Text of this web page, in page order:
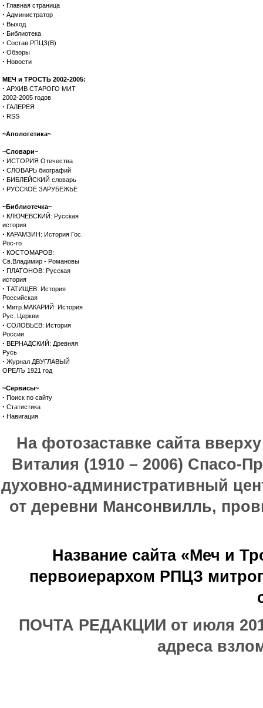
· Главная страница
· Администратор
· Выход
· Библиотека
· Состав РПЦЗ(В)
· Обзоры
· Новости
МЕЧ и ТРОСТЬ 2002-2005:
· АРХИВ СТАРОГО МИТ
2002-2005 годов
· ГАЛЕРЕЯ
· RSS
~Апологетика~
~Словари~
· ИСТОРИЯ Отечества
· СЛОВАРЬ биографий
· БИБЛЕЙСКИЙ словарь
· РУССКОЕ ЗАРУБЕЖЬЕ
~Библиотечка~
· КЛЮЧЕВСКИЙ: Русская
история
· КАРАМЗИН: История Гос.
Рос-го
· КОСТОМАРОВ:
Св.Владимир - Романовы
· ПЛАТОНОВ: Русская
история
· ТАТИЩЕВ: История
Российская
· Митр.МАКАРИЙ: История
Рус. Церкви
· СОЛОВЬЕВ: История
России
· ВЕРНАДСКИЙ: Древняя
Русь
· Журнал ДВУГЛАВЫЙ
ОРЕЛЪ 1921 год
~Сервисы~
· Поиск по сайту
· Статистика
· Навигация
На фотозаставке сайта
Виталия (1910 – 2006) Спасо-
духовно-административный
от деревни Мансонвилль,
Название сайта «Меч и
первоиерархом РПЦЗ
ПОЧТА РЕДАКЦИИ от июля
адреса